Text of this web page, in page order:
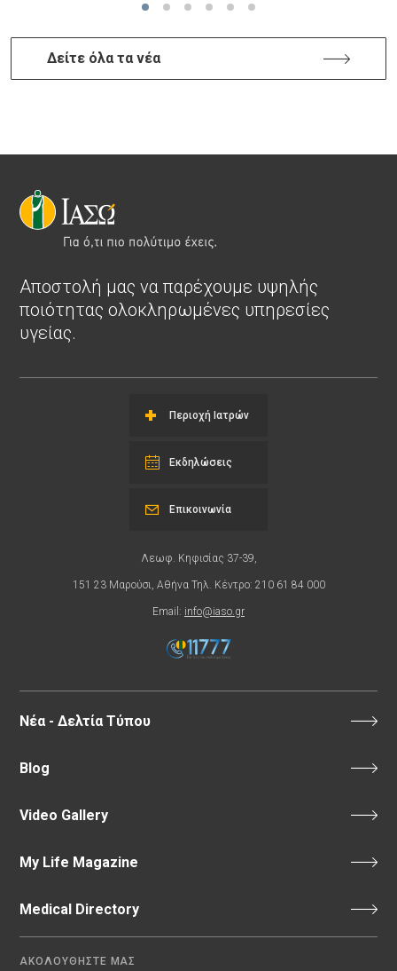
Δείτε όλα τα νέα
Αποστολή μας να παρέχουμε υψηλής
ποιότητας ολοκληρωμένες υπηρεσίες
υγείας.
Περιοχή Ιατρών
Εκδηλώσεις
Λεωφ. Κηφισίας 37-39,
151 23 Μαρούσι, Αθήνα Τηλ. Κέντρο: 210 61 84 000
Email: info@iaso.gr
Επικοινωνία
Νέα - Δελτία Τύπου
Blog
Video Gallery
My Life Magazine
Medical Directory
ΑΚΟΛΟΥΘΗΣΤΕ ΜΑΣ